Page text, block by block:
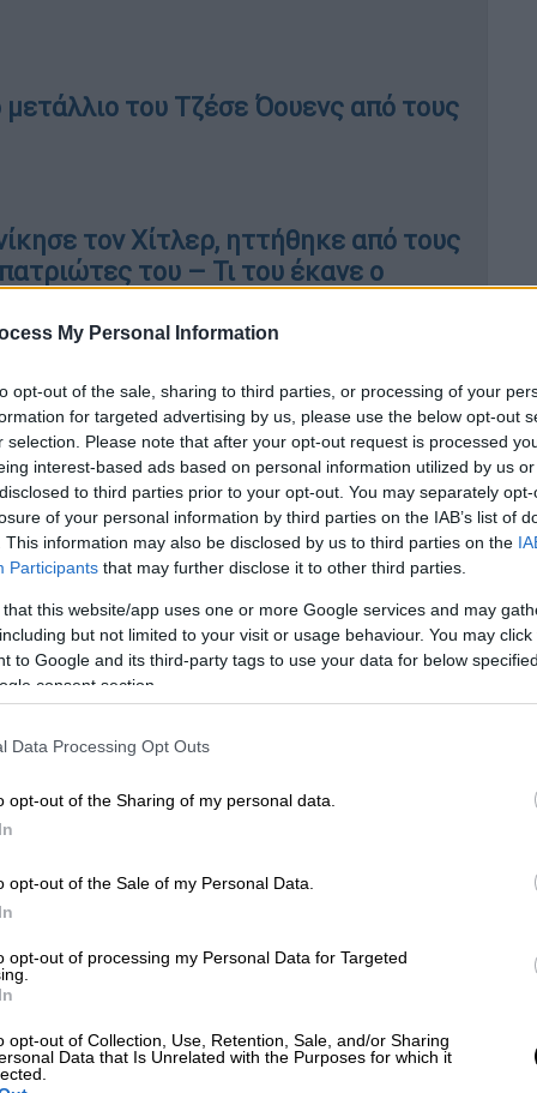
My Personal Information
opt-out of the sale, sharing to third parties, or processing of your
for targeted advertising by us, please use the below opt-out
selection. Please note that after your opt-out request is processed
interest-based ads based on personal information utilized by us
to third parties prior to your opt-out. You may separately
of your personal information by third parties on the IAB’s list of
This information may also be disclosed by us to third parties on the
Participants that may further disclose it to other third parties.
that this website/app uses one or more Google services and may
but not limited to your visit or usage behaviour. You may
to Google and its third-party tags to use your data for below
consent section.
Data Processing Opt Outs
opt-out of the Sharing of my personal data.
opt-out of the Sale of my Personal Data.
opt-out of processing my Personal Data for Targeted
opt-out of Collection, Use, Retention, Sale, and/or Sharing
Data that Is Unrelated with the Purposes for which it
του Τζέσε Όουενς από τους
τον Χίτλερ, ηττήθηκε από τους
του – Τι του έκανε ο
πεθάνει
που θα τους εξαιρέσει με χειρουργική
αποδώσει την αλήθεια τους δίχως
φωτογραφίζεται με τονΛουτς Λονγκ. Ο
Χίτλερνα χάσει το χρώμα του, ο δεύτερος
χάσει την ιδεολογία του. Και οι δυο τους
καν αρχίσει τον Αστραπιαίο Πόλεμος.
τον Τζέσε Οουενς, αλλά άφησε άπονα να
ξανθομάλλη Λουτς.